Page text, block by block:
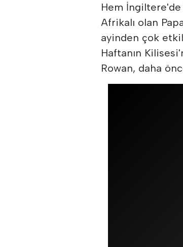
Hem
Afrikalı olan
ayinden çok
Haftanın
Rowan, daha